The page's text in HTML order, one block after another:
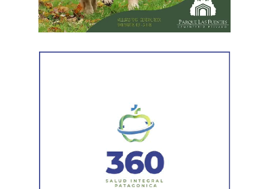
Las gestiones ante el BID comprenden un crédito de
85 millones de dólares destinado a ampliar la
producción, incorporar nuevas áreas bajo riego
efectos del cambio climático;y otro de 60 millones de
dólares para equipamiento y modernización de los